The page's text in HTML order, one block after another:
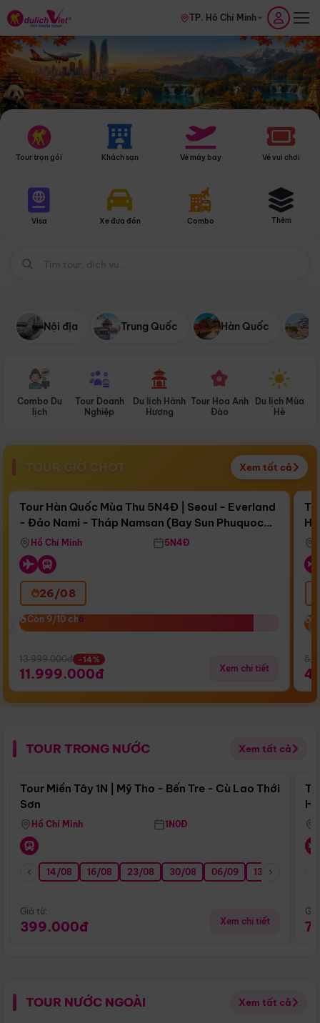
TP. Hồ Chí Minh
Tour trọn gói Khách sạn Vé máy bay Vé vui chơi
Visa Xe đưa đón Combo Thêm
Nội địa Trung Quốc Hàn Quốc
Combo Du
lịch
Tour Doanh
Nghiệp
Du lịch Hành
Hương
Tour Hoa Anh
Đào
Du lịch Mùa
Hè
TOUR GIỜ CHÓT Xem tất cả
Còn15 ngày 14:40:44
Bay Sun Phuquoc Airways
Điểm nổi bật
Tour Hàn Quốc Mùa Thu 5N4Đ | Seoul - Everland
- Đảo Nami - Tháp Namsan (Bay Sun Phuquoc
Airways)
Hồ Chí Minh 5N4Đ
26/08
Còn 9/10 chỗ
Còn 9/10 chỗ
13.999.000đ -14%
11.999.000đ Xem chi tiết
TOUR TRONG NƯỚC Xem tất cả
Điểm nổi bật
Tour Miền Tây 1N | Mỹ Tho - Bến Tre - Cù Lao Thới
Sơn
Hồ Chí Minh 1N0Đ
14/08 16/08 23/08 30/08 06/09 13/09
Giá từ:
399.000đ Xem chi tiết
TOUR NƯỚC NGOÀI Xem tất cả
Điểm nổi bật